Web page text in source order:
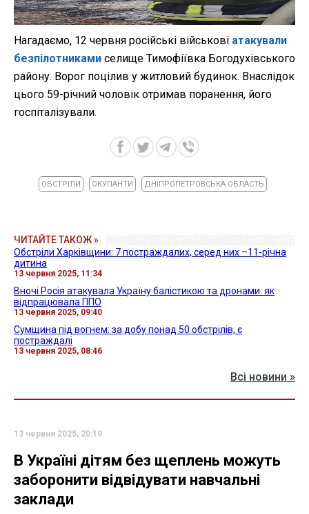
Нагадаємо, 12 червня російські військові атакували
безпілотниками селище Тимофіївка Богодухівського
району. Ворог поцілив у житловий будинок. Внаслідок
цього 59-річний чоловік отримав поранення, його
госпіталізували.
ОБСТРІЛИ ОКУПАНТИ ДНІПРОПЕТРОВСЬКА ОБЛАСТЬ
ЧИТАЙТЕ ТАКОЖ »
Обстріли Харківщини: 7 постраждалих, серед них –11-річна
дитина
13 червня 2025, 11:34
Вночі Росія атакувала Україну балістикою та дронами: як
відпрацювала ППО
13 червня 2025, 09:40
Сумщина під вогнем: за добу понад 50 обстрілів, є
постраждалі
13 червня 2025, 08:46
Всі новини »
13 червня 2025, 20:19
В Україні дітям без щеплень можуть
заборонити відвідувати навчальні
заклади